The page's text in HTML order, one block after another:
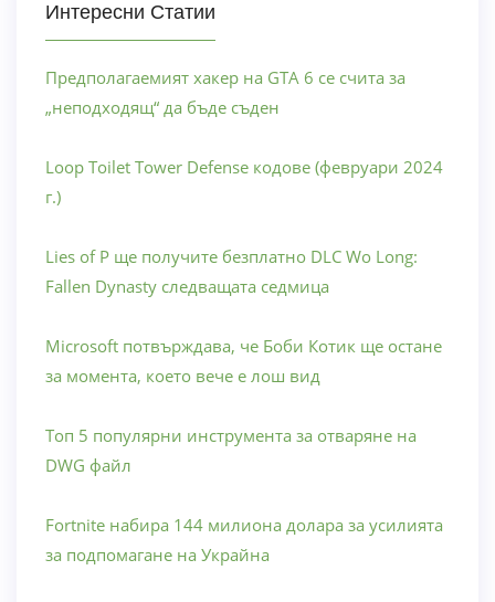
Интересни Статии
Предполагаемият хакер на GTA 6 се счита за
„неподходящ“ да бъде съден
Loop Toilet Tower Defense кодове (февруари 2024
г.)
Lies of P ще получите безплатно DLC Wo Long:
Fallen Dynasty следващата седмица
Microsoft потвърждава, че Боби Котик ще остане
за момента, което вече е лош вид
Топ 5 популярни инструмента за отваряне на
DWG файл
Fortnite набира 144 милиона долара за усилията
за подпомагане на Украйна